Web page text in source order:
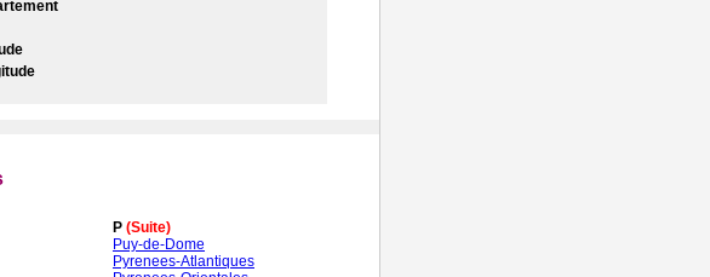
P (Suite)
Puy-de-Dome
Pyrenees-Atlantiques